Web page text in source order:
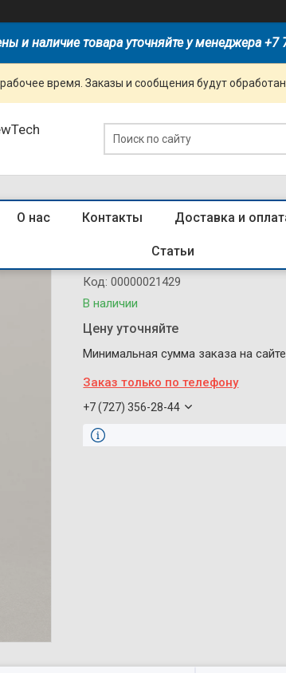
и наличие товара уточняйте у менеджера +7
время. Заказы и сообщения будут
О нас Контакты Доставка и
Статьи
814088 Авт. выкл. NXB-63
В наличии
Код:00000021429
Цену уточняйте
Минимальная сумма заказа на
Заказ только по телефону
+7 (727) 356-28-44